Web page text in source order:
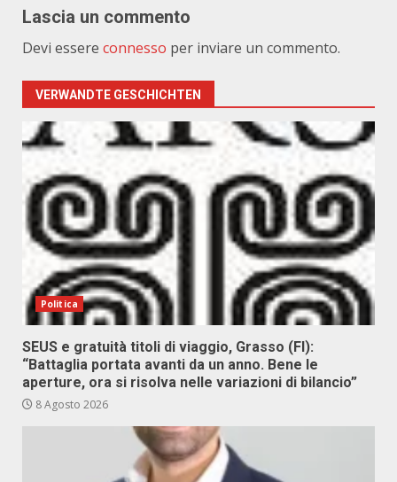
Lascia un commento
Devi essere connesso per inviare un commento.
VERWANDTE GESCHICHTEN
Politica
SEUS e gratuità titoli di viaggio, Grasso (FI):
“Battaglia portata avanti da un anno. Bene le
aperture, ora si risolva nelle variazioni di bilancio”
8 Agosto 2026